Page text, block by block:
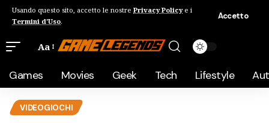
Usando questo sito, accetto le nostre Privacy Policye i
Termini d'Uso.
Accetto
Aa
Games Movies Geek Tech Lifestyle
VIDEOGIOCHI